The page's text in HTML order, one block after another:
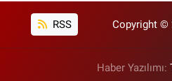
RSS Copyright ©
Haber Yazılımı: